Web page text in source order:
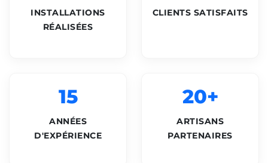
INSTALLATIONS
RÉALISÉES
CLIENTS SATISFAITS
15
ANNÉES
D'EXPÉRIENCE
20+
ARTISANS
PARTENAIRES